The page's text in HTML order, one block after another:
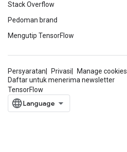
Stack Overflow
Pedoman brand
Mengutip TensorFlow
Persyaratan Privasi
Manage cookies
Daftar untuk menerima newsletter
TensorFlow